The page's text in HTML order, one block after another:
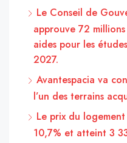
Le Conseil de
approuve 72
aides pour les
2027.
Avantespacia va
l’un des terrains
Le prix du
10,7% et atteint 3